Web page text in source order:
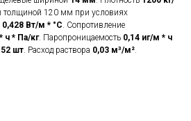
толщиной 120 мм при условиях
0,428 Вт/м * °С. Сопротивление
ч * Па/кг. Паропроницаемость 0,14 иг/м * ч
52 шт. Расход раствора 0,03 м³/м².